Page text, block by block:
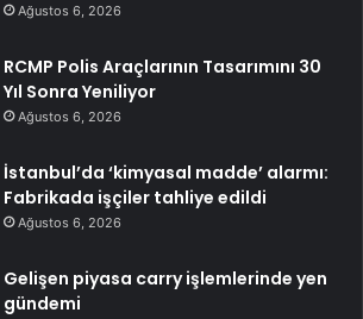
Ağustos 6, 2026
RCMP Polis Araçlarının Tasarımını 30
Yıl Sonra Yeniliyor
Ağustos 6, 2026
İstanbul’da ‘kimyasal madde’ alarmı:
Fabrikada işçiler tahliye edildi
Ağustos 6, 2026
Gelişen piyasa carry işlemlerinde yen
gündemi